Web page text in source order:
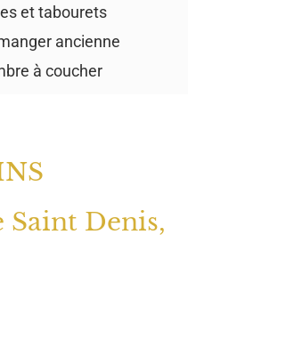
et tabourets
ancienne
à coucher
Saint Denis,